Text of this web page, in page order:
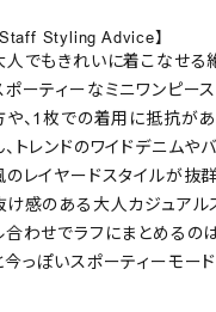
Staff Styling Advice】
人でもきれいに着こなせる
ポーティーなミニワンピー
や、1枚での着用に抵抗が
、トレンドのワイドデニム
のレイヤードスタイルが抜
け感のある大人カジュアル
合わせでラフにまとめるの
今っぽいスポーティーモー